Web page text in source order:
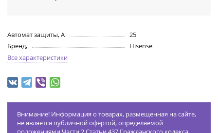
Автомат защиты, А
25
Бренд,
Hisense
Все характеристики
Внимание! Информация о товарах, размещенная на сайте,
не является публичной офертой, определяемой